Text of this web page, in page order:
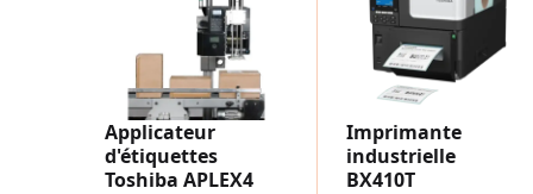
Applicateur
d'étiquettes
Toshiba APLEX4
Imprimante
industrielle
BX410T